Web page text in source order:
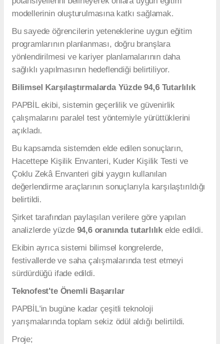
modellerinin oluşturulmasına katkı sağlamak.
Bu sayede öğrencilerin yeteneklerine uygun eğitim
programlarının planlanması, doğru branşlara
yönlendirilmesi ve kariyer planlamalarının daha
sağlıklı yapılmasının hedeflendiği belirtiliyor.
Bilimsel Karşılaştırmalarda Yüzde 94,6 Tutarlılık
PAPBİL ekibi, sistemin geçerlilik ve güvenirlik
çalışmalarını paralel test yöntemiyle yürüttüklerini
açıkladı.
Bu kapsamda sistemden elde edilen sonuçların,
Hacettepe Kişilik Envanteri, Kuder Kişilik Testi ve
Çoklu Zekâ Envanteri gibi yaygın kullanılan
değerlendirme araçlarının sonuçlarıyla karşılaştırıldığı
belirtildi.
Şirket tarafından paylaşılan verilere göre yapılan
analizlerde yüzde 94,6 oranında tutarlılıkelde edildi.
Ekibin ayrıca sistemi bilimsel kongrelerde,
festivallerde ve saha çalışmalarında test etmeyi
sürdürdüğü ifade edildi.
Teknofest'te Önemli Başarılar
PAPBİL'in bugüne kadar çeşitli teknoloji
yarışmalarında toplam sekiz ödül aldığı belirtildi.
Proje;